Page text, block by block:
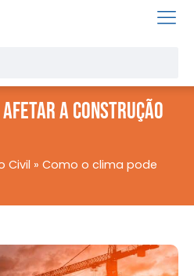
afetar a construção
Civil » Como o clima pode